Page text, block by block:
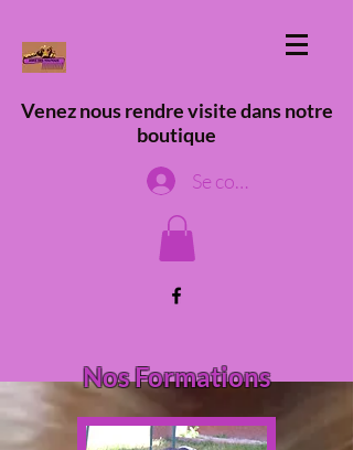
Venez nous rendre visite dans notre
boutique
Se connecter
Nos Formations